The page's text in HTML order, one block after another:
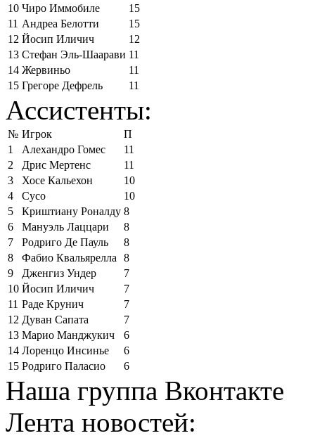
10 Чиро Иммобиле
15
11 Андреа Белотти
15
12 Йосип Иличич
12
13 Стефан Эль-Шаарави 11
14 Жервиньо
11
15 Грегоре Дефрель 11
Ассистенты:
№ Игрок
П
1
Алехандро Гомес
11
2
Дрис Мертенс
11
3
Хосе Кальехон
10
4
Сусо
10
5
Криштиану Роналду 8
6
Мануэль Лаццари
8
7
Родриго Де Пауль
8
8
Фабио Квальярелла
8
9
Дженгиз Ундер
7
10 Йосип Иличич
7
11 Раде Крунич
7
12 Дуван Сапата
7
13 Марио Манджукич
6
14 Лоренцо Инсинье
6
15 Родриго Паласио 6
Наша группа Вконтакте
Лента новостей: